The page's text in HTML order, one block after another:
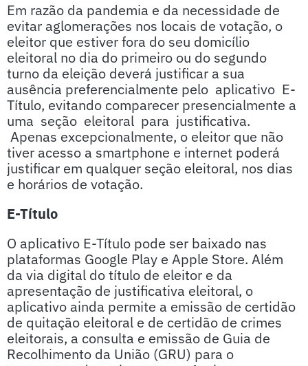
Em razão da pandemia e da necessidade de
evitar aglomerações nos locais de votação, o
eleitor que estiver fora do seu domicílio
eleitoral no dia do primeiro ou do segundo
turno da eleição deverá justificar a sua
ausência preferencialmente pelo aplicativo E-
Título, evitando comparecer presencialmente a
uma seção eleitoral para justificativa.
Apenas excepcionalmente, o eleitor que não
tiver acesso a smartphone e internet poderá
justificar em qualquer seção eleitoral, nos dias
e horários de votação.
E-Título
O aplicativo E-Título pode ser baixado nas
plataformas Google Play e Apple Store. Além
da via digital do título de eleitor e da
apresentação de justificativa eleitoral, o
aplicativo ainda permite a emissão de certidão
de quitação eleitoral e de certidão de crimes
eleitorais, a consulta e emissão de Guia de
Recolhimento da União (GRU) para o